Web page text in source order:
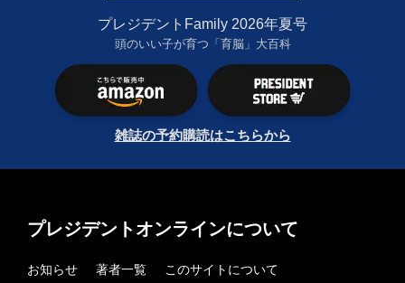
プレジデントFamily 2026年夏号
頭のいい子が育つ「育脳」大百科
雑誌の予約購読はこちらから
プレジデントオンラインについて
お知らせ 著者一覧
このサイトについて